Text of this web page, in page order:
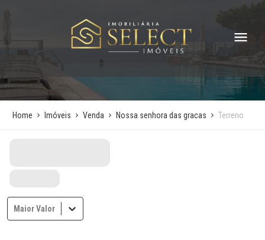
Home Imóveis Venda Nossa senhora das gracas Terreno
Maior Valor